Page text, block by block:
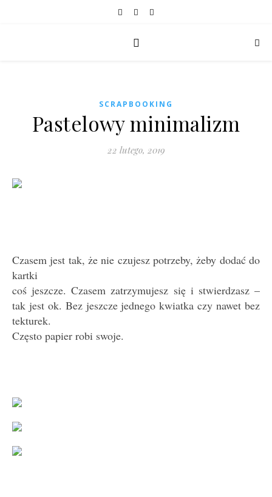
SCRAPBOOKING
Pastelowy minimalizm
22 lutego, 2019
Czasem jest tak, że nie czujesz potrzeby, żeby dodać do
kartki
coś jeszcze. Czasem zatrzymujesz się i stwierdzasz –
tak jest ok. Bez jeszcze jednego kwiatka czy nawet bez
tekturek.
Często papier robi swoje.